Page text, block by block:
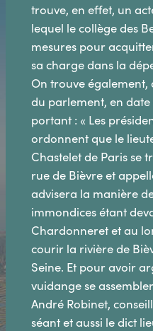
trouve, en effet, un
lequel le collège des
mesures pour
sa charge dans la
On trouve également,
du parlement, en date
portant : « Les
ordonnent que le
Chastelet de Paris se
rue de Bièvre et
advisera la manière
immondices étant
Chardonneret et au
courir la rivière de
Seine. Et pour avoir
vuidange se
André Robinet,
séant et aussi le dict